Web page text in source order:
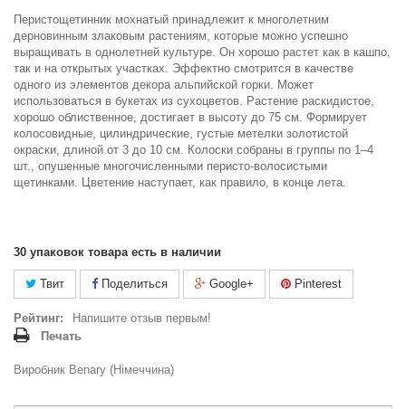
Перистощетинник мохнатый принадлежит к многолетним
дерновинным злаковым растениям, которые можно успешно
выращивать в однолетней культуре. Он хорошо растет как в кашпо,
так и на открытых участках. Эффектно смотрится в качестве
одного из элементов декора альпийской горки. Может
использоваться в букетах из сухоцветов. Растение раскидистое,
хорошо облиственное, достигает в высоту до 75 см. Формирует
колосовидные, цилиндрические, густые метелки золотистой
окраски, длиной от 3 до 10 см. Колоски собраны в группы по 1–4
шт., опушенные многочисленными перисто-волосистыми
щетинками. Цветение наступает, как правило, в конце лета.
30 упаковок товара есть в наличии
Твит Поделиться Google+ Pinterest
Рейтинг:
Напишите отзыв первым!
Печать
Виробник Benary (Німеччина)